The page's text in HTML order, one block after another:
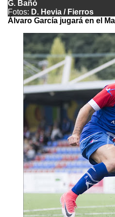
G. Bañó
Fotos: D. Hevia / Fierros
Álvaro García jugará en el